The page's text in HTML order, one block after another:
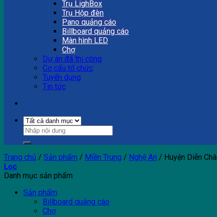
Trụ LighBox
Trụ Hộp đèn
Pano quảng cáo
Billboard quảng cáo
Màn hình LED
Chợ
Dự án đã thi công
Cơ cấu tổ chức
Tuyển dụng
Tin tức
Trang chủ / Sản phẩm / Miền Trung / Nghệ An / Huyện Diễn
Lọc
Danh mục sản phẩm
Sản phẩm
Billboard quảng cáo
Chợ